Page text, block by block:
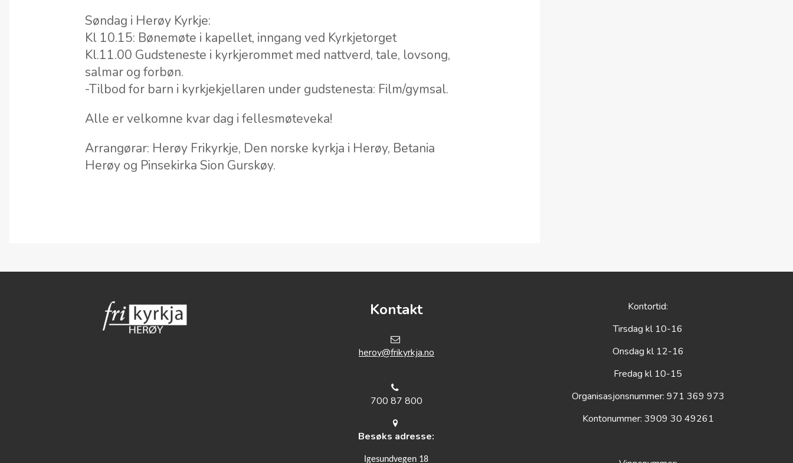
Søndag i Herøy Kyrkje:
Kl 10.15: Bønemøte i kapellet, inngang ved Kyrkjetorget
Kl.11.00 Gudsteneste i kyrkjerommet med nattverd, tale, lovsong,
salmar og forbøn.
-Tilbod for barn i kyrkjekjellaren under gudstenesta: Film/gymsal.
Alle er velkomne kvar dag i fellesmøteveka!
Arrangørar: Herøy Frikyrkje, Den norske kyrkja i Herøy, Betania
Herøy og Pinsekirka Sion Gurskøy.
Kontakt
heroy@frikyrkja.no
700 87 800
Besøks adresse:
Igesundvegen 18
Kontortid:
Tirsdag kl 10-16
Onsdag kl 12-16
Fredag kl 10-15
Organisasjonsnummer: 971 369 973
Kontonummer: 3909 30 49261